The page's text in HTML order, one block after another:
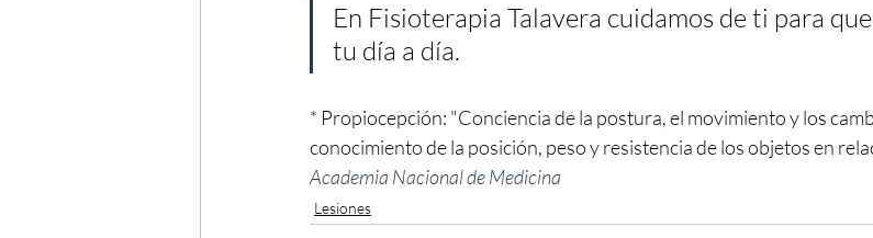
En Fisioterapia Talavera cuidamos de ti para
tu día a día.
* Propiocepción: "Conciencia de la postura, el movimiento y los
conocimiento de la posición, peso y resistencia de los objetos en
Academia Nacional de Medicina
Lesiones